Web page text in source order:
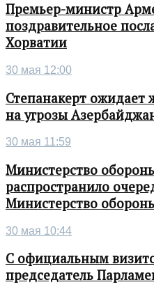
Премьер-министр
поздравительное
Хорватии
30 мая 12:00
Степанакерт ожидает
на угрозы
30 мая 11:59
Министерство
распространило
Министерство
30 мая 10:44
С официальным
председатель